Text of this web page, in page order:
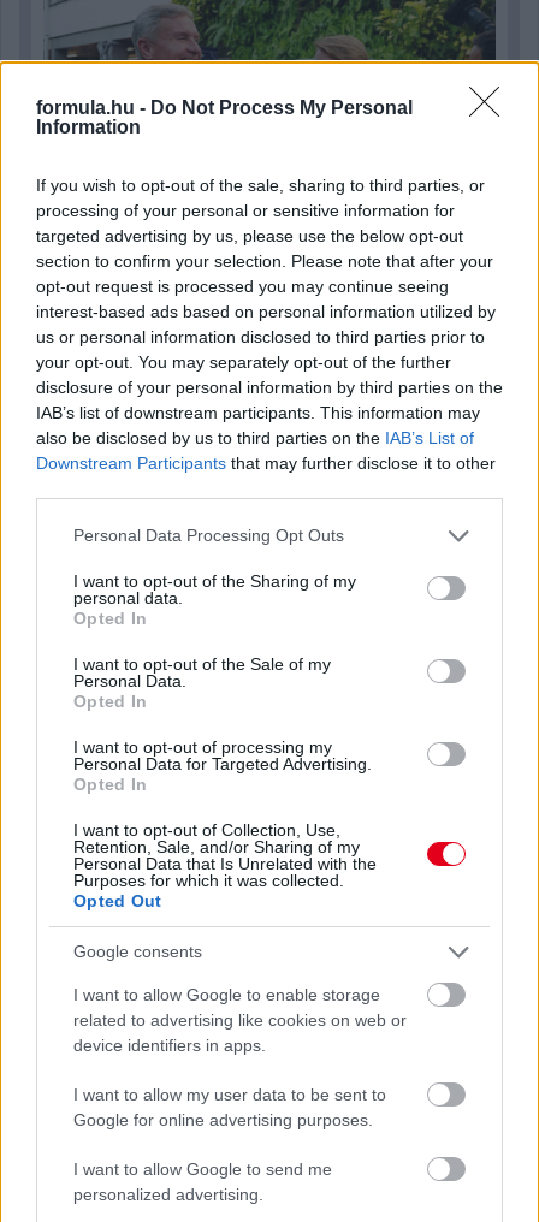
formula.hu - Do Not Process My Personal
Information
If you wish to opt-out of the sale, sharing to third parties, or
processing of your personal or sensitive information for
targeted advertising by us, please use the below opt-out
section to confirm your selection. Please note that after your
opt-out request is processed you may continue seeing
interest-based ads based on personal information utilized by
us or personal information disclosed to third parties prior to
your opt-out. You may separately opt-out of the further
disclosure of your personal information by third parties on the
IAB’s list of downstream participants. This information may
also be disclosed by us to third parties on the IAB’s List of
Downstream Participants that may further disclose it to other
Please note that this website/app uses one or more Google
not limited to your visit or usage behaviour. You may click to
grant or deny consent to Google and its third-party tags to
use your data for below specified purposes in below Google
consent section.
Personal Data Processing Opt Outs
I want to opt-out of the Sharing of my
personal data.
Opted In
I want to opt-out of the Sale of my
Personal Data.
Opted In
I want to opt-out of processing my
Personal Data for Targeted Advertising.
Opted In
I want to opt-out of Collection, Use,
Retention, Sale, and/or Sharing of my
Personal Data that Is Unrelated with the
Purposes for which it was collected.
Opted Out
Google consents
I want to allow Google to enable storage
related to advertising like cookies on web or
device identifiers in apps.
I want to allow my user data to be sent to
Google for online advertising purposes.
I want to allow Google to send me
personalized advertising.
1 napja
Megvan, mikor kezdődik az F1-es Bahreini Nagydíj
Malajziában
Ilyen lehet a jövő F1-es szabályrendszere Domenicali
szerint